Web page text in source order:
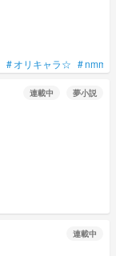
#オリキャラ☆ #nmmn
連載中 夢小説
連載中